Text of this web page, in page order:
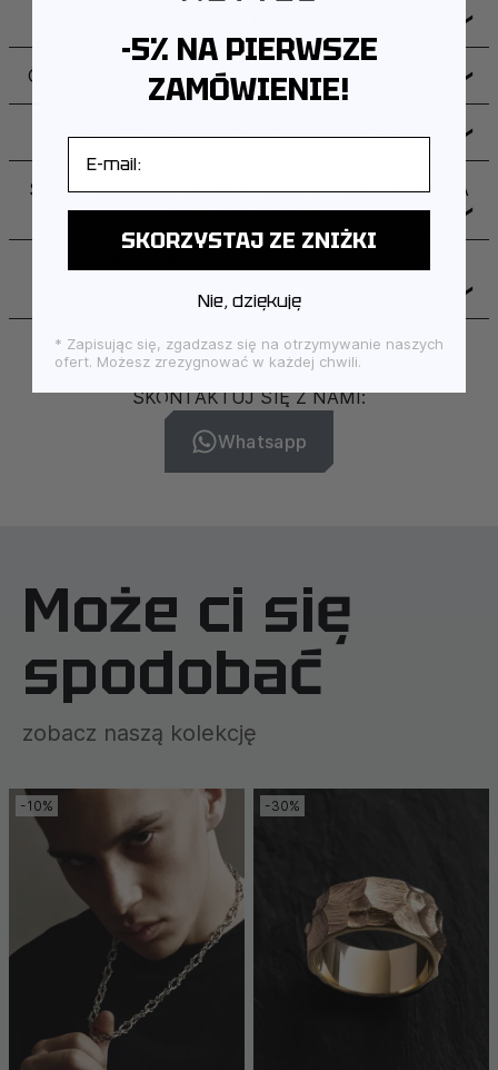
❯
CZY MOGĘ ZWRÓCIĆ LUB WYMIENIĆ PRODUKT? ❯
JAK WYGLĄDA DOSTAWA I ILE TRWA? ❯
SKĄD POCHODZI MARKA I GDZIE PRODUKOWANA
JEST BIŻUTERIA?
❯
JAK DBAĆ O BIŻUTERIĘ, ABY ZACHOWAŁA SWÓJ
BLASK?
❯
SKONTAKTUJ SIĘ Z NAMI:
Whatsapp
Może ci się
spodobać
zobacz naszą kolekcję
-10% -30%
-5% NA PIERWSZE
ZAMÓWIENIE!
SKORZYSTAJ ZE ZNIŻKI
Nie, dziękuję
* Zapisując się, zgadzasz się na otrzymywanie naszych
ofert. Możesz zrezygnować w każdej chwili.